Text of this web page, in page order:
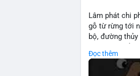
Lâm phát chi
gỗ từ rừng tới
bộ, đường
nhuận.
Đọc thêm